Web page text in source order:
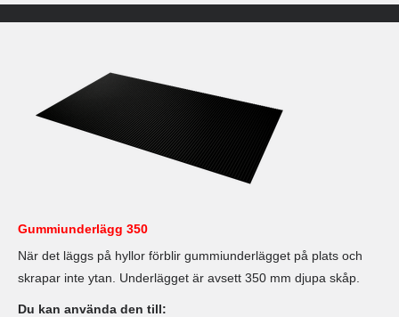
Gummiunderlägg 350
När det läggs på hyllor förblir gummiunderlägget på plats och
skrapar inte ytan. Underlägget är avsett 350 mm djupa skåp.
Du kan använda den till: